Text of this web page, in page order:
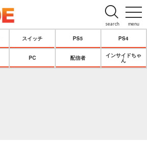
menu
search
スイッチ PS5 PS4
PC 配信者
インサイドちゃ
ん